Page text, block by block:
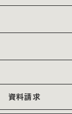
資料請求